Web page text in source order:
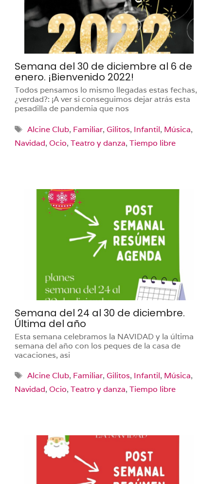
Semana del 30 de diciembre al 6 de
enero. ¡Bienvenido 2022!
Todos pensamos lo mismo llegadas estas fechas,
¿verdad?: ¡A ver si conseguimos dejar atrás esta
pesadilla de pandemia que nos
Etiquetas
Alcine Club, Familiar, Gilitos, Infantil, Música,
Navidad, Ocio, Teatro y danza, Tiempo libre
Semana del 24 al 30 de diciembre.
Última del año
Esta semana celebramos la NAVIDAD y la última
semana del año con los peques de la casa de
vacaciones, asi
Etiquetas
Alcine Club, Familiar, Gilitos, Infantil, Música,
Navidad, Ocio, Teatro y danza, Tiempo libre